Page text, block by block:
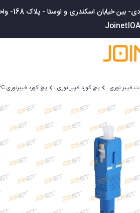
بین خیابان اسکندری و اوستا - پلاک 168- واحد 6
فیبر نوری پچ کورد فیبر نوری پچ کورد فیبرنوری Simplex SC/UPC-SC/APC